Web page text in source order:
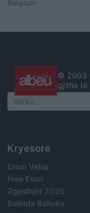
Belgium
© 2003
gjitha të
Search
Kryesore
Erion Veliaj
Free Esim
Zgjedhjet 2025
Belinda Balluku